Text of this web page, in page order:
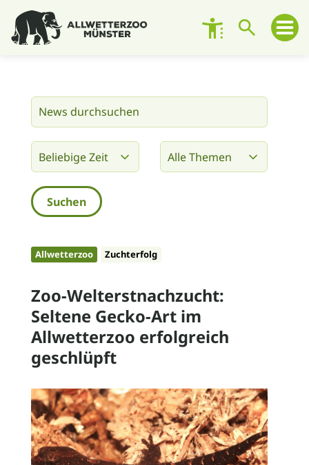
Allwetterzoo Zuchterfolg
Zoo-Welterstnachzucht:
Seltene Gecko-Art im
Allwetterzoo erfolgreich
geschlüpft
Besuch planen
Zoo entdecken
Zoo erleben
Engagement
Kontakt und Ansprechpersonen
News
Geschichte
Zoo-Ordnung